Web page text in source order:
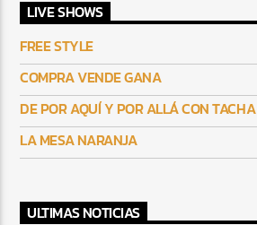
LIVE SHOWS
FREE STYLE
COMPRA VENDE GANA
DE POR AQUÍ Y POR ALLÁ CON TACHA
LA MESA NARANJA
ULTIMAS NOTICIAS